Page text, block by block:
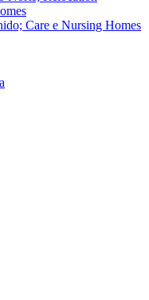
Care e Nursing Homes